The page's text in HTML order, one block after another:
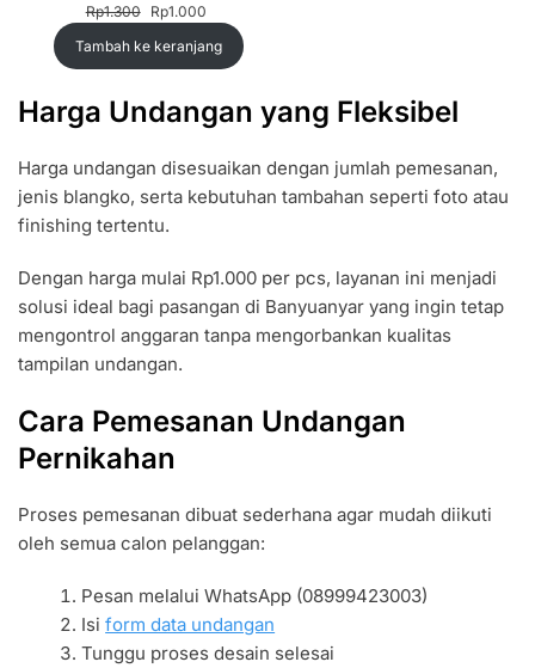
Rp1.300
Harga
adalah:
Rp1.000
saat
ini
Tambah ke keranjang
Harga Undangan yang Fleksibel
Harga undangan disesuaikan dengan jumlah pemesanan,
jenis blangko, serta kebutuhan tambahan seperti foto atau
finishing tertentu.
Dengan harga mulai Rp1.000 per pcs, layanan ini menjadi
solusi ideal bagi pasangan di Banyuanyar yang ingin tetap
mengontrol anggaran tanpa mengorbankan kualitas
tampilan undangan.
Cara Pemesanan Undangan
Pernikahan
Proses pemesanan dibuat sederhana agar mudah diikuti
oleh semua calon pelanggan:
Pesan melalui WhatsApp (08999423003)
Isiform data undangan
Tunggu proses desain selesai